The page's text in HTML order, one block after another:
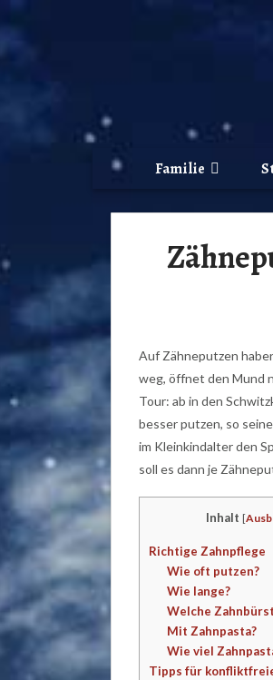
Familie
Auf Zähneputzen
weg, öffnet den Mund
Tour: ab in den
besser putzen, so
im Kleinkindalter den
soll es dann je
Inhalt [
Richtige Zahnpflege
Wie oft putzen?
Wie lange?
Welche
Mit Zahnpasta?
Wie viel
Tipps für